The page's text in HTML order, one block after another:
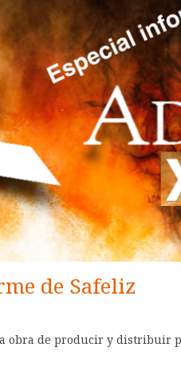
de Safeliz
obra de producir y distribuir